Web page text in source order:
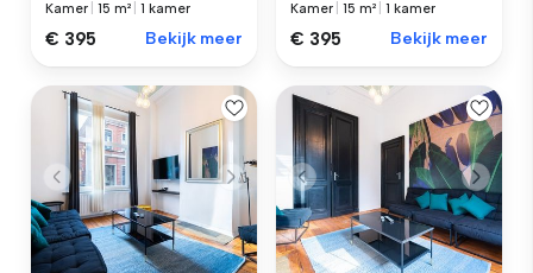
Kamer |15 m² |1 kamer
€ 395 Bekijk meer
Kamer |15 m² |1 kamer
€ 395 Bekijk meer